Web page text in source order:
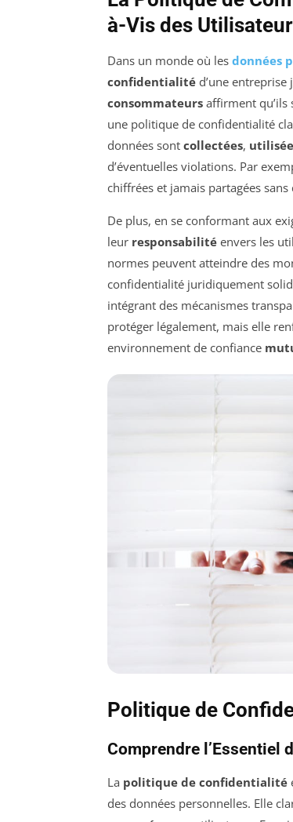
à-Vis des
Dans un monde où les données
confidentialité d’une
consommateurs affirment qu’ils
une politique de confidentialité
données sont collectées,
d’éventuelles violations. Par
chiffrées et jamais partagées
De plus, en se conformant aux
leur responsabilité envers les
normes peuvent atteindre des
confidentialité juridiquement
intégrant des mécanismes
protéger légalement, mais elle
environnement de confiance
Politique de
Comprendre l’Essentiel
La politique de confidentialité
des données personnelles. Elle